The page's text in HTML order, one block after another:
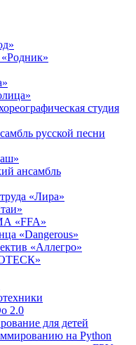
студия
русской песни
ансамбль
«Лира»
«FFA»
«Dangerous»
«Аллегро»
2.0
для детей
на Python